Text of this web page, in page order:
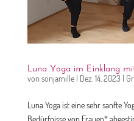
Luna Yoga im Einklang
von sonjamille| Dez. 14, 2023|
Luna Yoga ist eine sehr sanfte
Bedürfnisse von Frauen*